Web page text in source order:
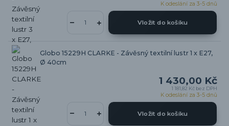
K odeslání za 3-5 dnů
Vložit do košíku
Globo 15229H CLARKE - Závěsný textilní lustr 1 x E27,
Ø 40cm
1 430,00 Kč
1 181,82 Kč bez DPH
K odeslání za 3-5 dnů
Vložit do košíku